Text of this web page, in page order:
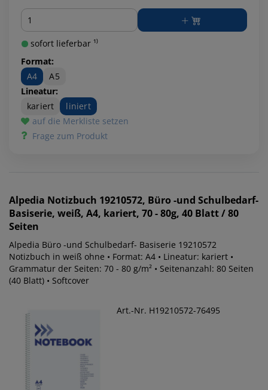
Menge
sofort lieferbar ¹⁾
Format:
A4
A5
Lineatur:
kariert
liniert
auf die Merkliste setzen
Frage zum Produkt
Alpedia Notizbuch 19210572, Büro -und Schulbedarf-
Basiserie, weiß, A4, kariert, 70 - 80g, 40 Blatt / 80
Seiten
Alpedia Büro -und Schulbedarf- Basiserie 19210572
Notizbuch in weiß ohne • Format: A4 • Lineatur: kariert •
Grammatur der Seiten: 70 - 80 g/m² • Seitenanzahl: 80 Seiten
(40 Blatt) • Softcover
Art.-Nr. H19210572-76495